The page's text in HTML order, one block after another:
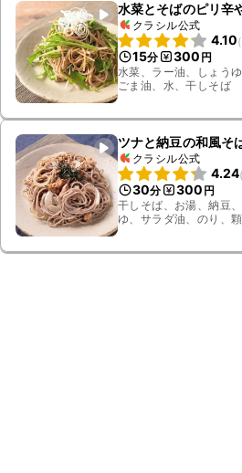
水菜とそばのピリ辛
クラシル公式
4.10(
15分 300 円
水菜、ラー油、しょう
ごま油、水、干しそば
ツナと納豆の和風そ
クラシル公式
4.24(
30分 300 円
干しそば、お湯、納豆
ゆ、サラダ油、のり、